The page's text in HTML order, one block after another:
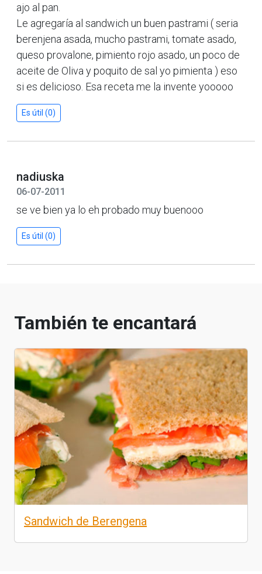
ajo al pan.
Le agregaría al sandwich un buen pastrami ( seria
berenjena asada, mucho pastrami, tomate asado,
queso provalone, pimiento rojo asado, un poco de
aceite de Oliva y poquito de sal yo pimienta ) eso
si es delicioso. Esa receta me la invente yooooo
Es útil (0)
nadiuska
06-07-2011
se ve bien ya lo eh probado muy buenooo
Es útil (0)
También te encantará
Sandwich de Berengena